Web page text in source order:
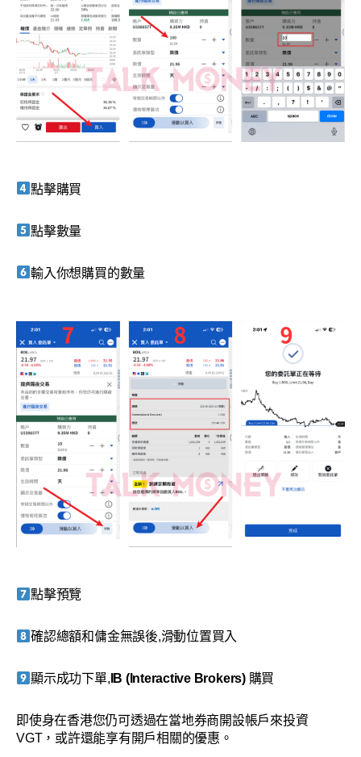
點擊購買
點擊數量
輸入你想購買的數量
點擊預覽
確認總額和傭金無誤後,滑動位置買入
顯示成功下單, IB (Interactive Brokers) 購買
即使身在香港您仍可透過在當地券商開設帳戶來投資
VGT，或許還能享有開戶相關的優惠。